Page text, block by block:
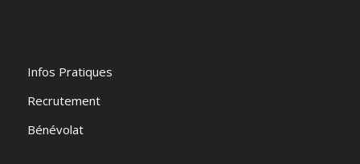
Infos Pratiques
Recrutement
Bénévolat